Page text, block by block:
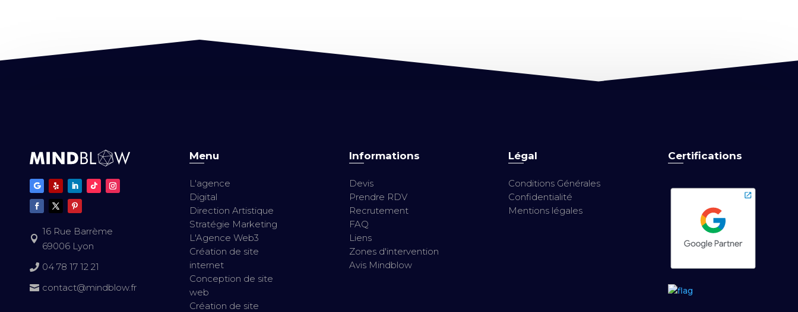

16 Rue Barrème
69006 Lyon
 04 78 17 12 21
 contact@mindblow.fr
Menu
L'agence
Digital
Direction Artistique
Stratégie Marketing
L'Agence Web3
Création de site
internet
Conception de site
web
Création de site
Informations
Devis
Prendre RDV
Recrutement
FAQ
Liens
Zones d'intervention
Avis Mindblow
Légal
Conditions Générales
Confidentialité
Mentions légales
Certifications